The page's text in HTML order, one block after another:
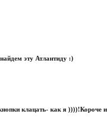
эту Атлантиду :)
клацать- как я ))))!Короче